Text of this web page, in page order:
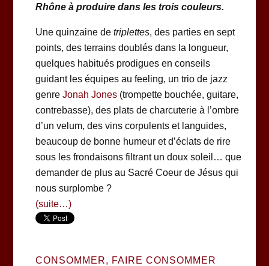
Rhône à produire dans les trois couleurs.
Une quinzaine detriplettes, des parties en sept
points, des terrains doublés dans la longueur,
quelques habitués prodigues en conseils
guidant les équipes au feeling, un trio de jazz
genre Jonah Jones(trompette bouchée, guitare,
contrebasse), des plats de charcuterie à l’ombre
d’un velum, des vins corpulents et languides,
beaucoup de bonne humeur et d’éclats de rire
sous les frondaisons filtrant un doux soleil… que
demander de plus au Sacré Coeur de Jésus qui
nous surplombe ?
(suite…)
CONSOMMER, FAIRE CONSOMMER